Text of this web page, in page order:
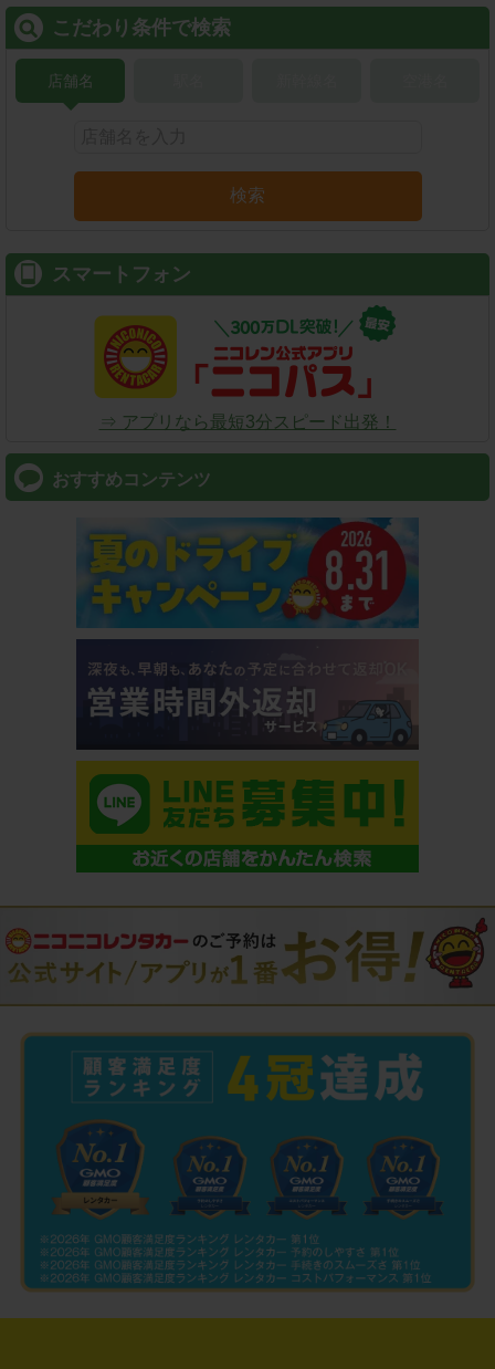
こだわり条件で検索
店舗名
検索
スマートフォン
⇒ アプリなら最短3分スピード出発！
おすすめコンテンツ